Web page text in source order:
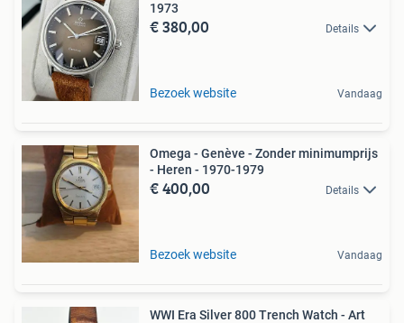
1973
€ 380,00 Details
Bezoek website Vandaag
Omega - Genève - Zonder minimumprijs
- Heren - 1970-1979
€ 400,00 Details
Bezoek website Vandaag
WWI Era Silver 800 Trench Watch - Art